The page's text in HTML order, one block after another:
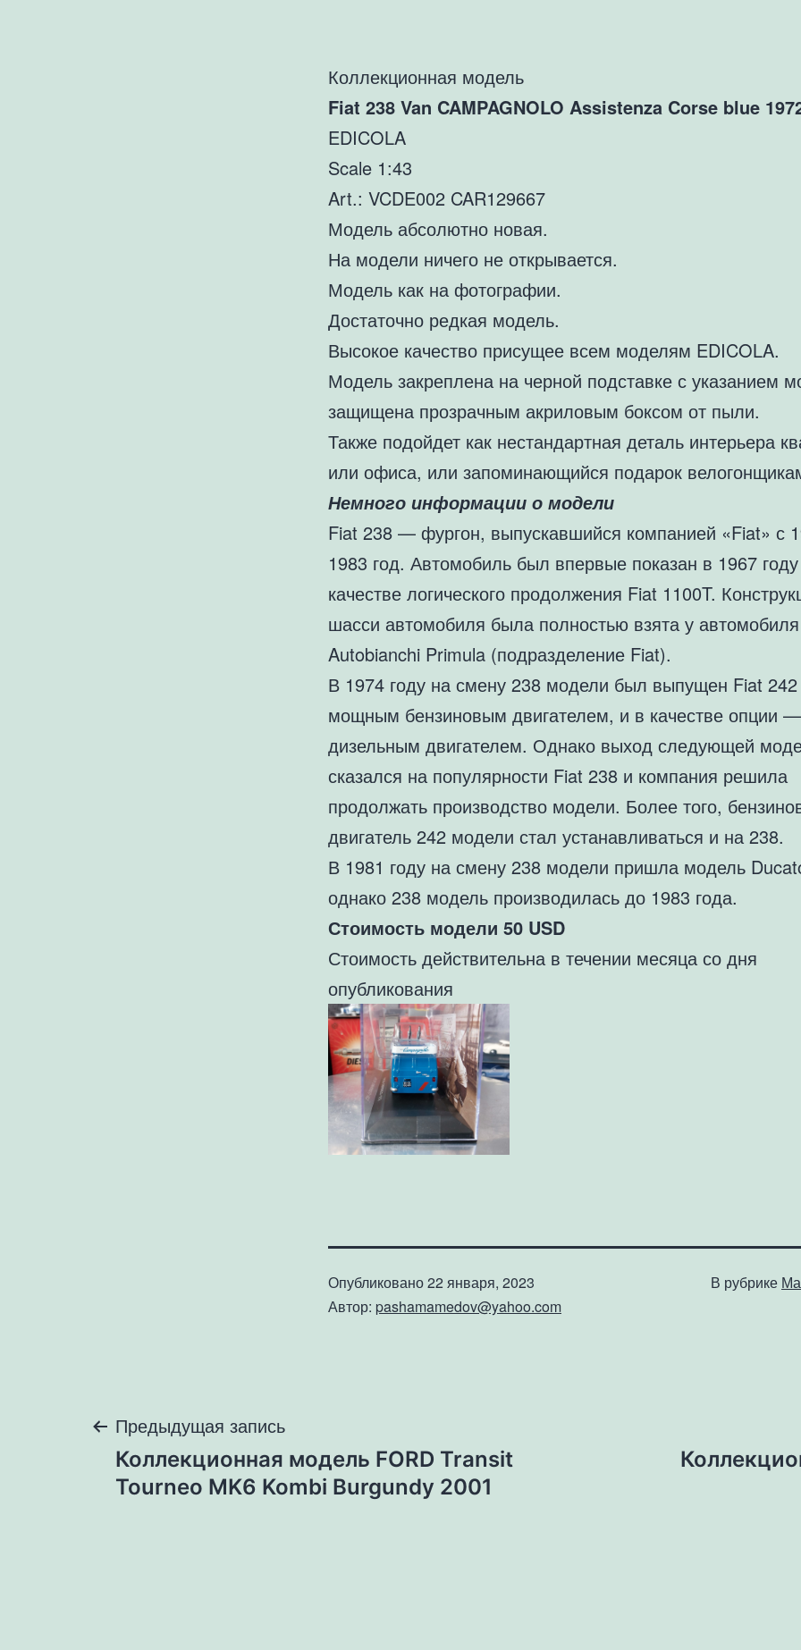
Коллекционная модель
Fiat 238 Van CAMPAGNOLO Assistenza Corse blue
EDICOLA
Scale 1:43
Art.: VCDE002 CAR129667
Модель абсолютно новая.
На модели ничего не открывается.
Модель как на фотографии.
Достаточно редкая модель.
Высокое качество присущее всем моделям EDICOLA.
Модель закреплена на черной подставке с указанием
защищена прозрачным акриловым боксом от пыли.
Также подойдет как нестандартная деталь интерьера
или офиса, или запоминающийся подарок
Немного информации о модели
Fiat 238 — фургон, выпускавшийся компанией «Fiat» с
1983 год. Автомобиль был впервые показан в 1967
качестве логического продолжения Fiat 1100T.
шасси автомобиля была полностью взята у автомобиля
Autobianchi Primula (подразделение Fiat).
В 1974 году на смену 238 модели был выпущен Fiat
мощным бензиновым двигателем, и в качестве опции
дизельным двигателем. Однако выход следующей
сказался на популярности Fiat 238 и компания решила
продолжать производство модели. Более того,
двигатель 242 модели стал устанавливаться и на 238.
В 1981 году на смену 238 модели пришла модель
однако 238 модель производилась до 1983 года.
Стоимость модели 50 USD
Стоимость действительна в течении месяца со дня
опубликования
Опубликовано22 января, 2023
Автор: pashamamedov@yahoo.com
В рубрике
Навигация
по
Предыдущая запись
Коллекционная модель FORD Transit
Tourneo MK6 Kombi Burgundy 2001